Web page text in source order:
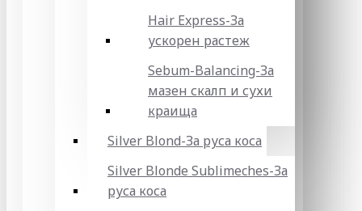
Hair Express-За
ускорен растеж
Sebum-Balancing-За
мазен скалп и сухи
краища
Silver Blond-За руса коса
Silver Blonde Sublіmeches-За
руса коса